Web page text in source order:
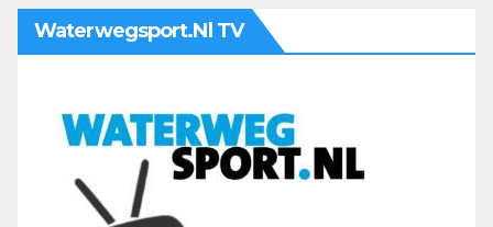
Waterwegsport.nl TV